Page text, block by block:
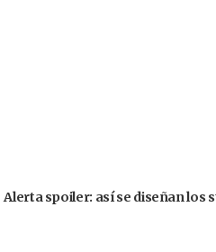
Alerta spoiler: así se diseñan los